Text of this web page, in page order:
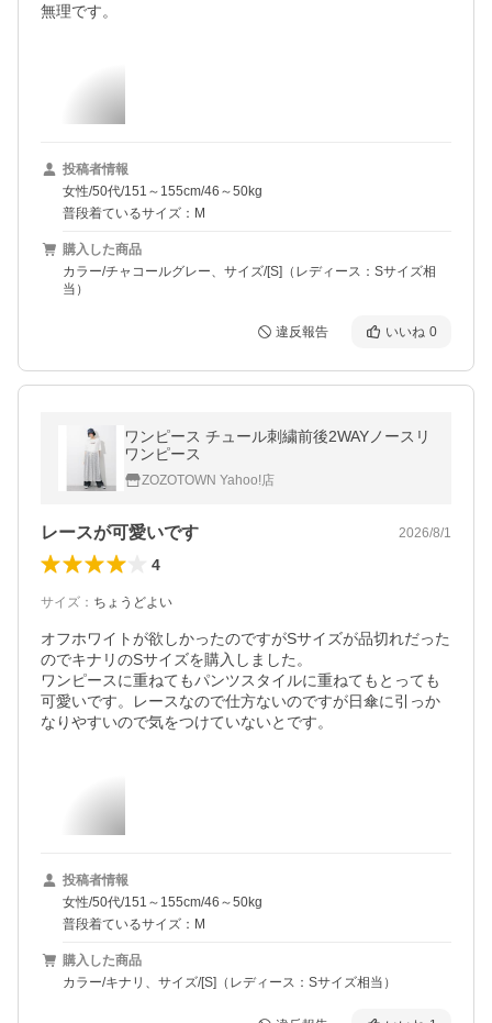
無理です。
投稿者情報
女性/50代/151～155cm/46～50kg
普段着ているサイズ：M
購入した商品
カラー/チャコールグレー、サイズ/[S]（レディース：Sサイズ相
当）
違反報告 いいね 0
ワンピース チュール刺繍前後2WAYノースリ
ワンピース
ZOZOTOWN Yahoo!店
レースが可愛いです 2026/8/1
4
サイズ ： ちょうどよい
オフホワイトが欲しかったのですがSサイズが品切れだった
のでキナリのSサイズを購入しました。
ワンピースに重ねてもパンツスタイルに重ねてもとっても
可愛いです。レースなので仕方ないのですが日傘に引っか
なりやすいので気をつけていないとです。
投稿者情報
女性/50代/151～155cm/46～50kg
普段着ているサイズ：M
購入した商品
カラー/キナリ、サイズ/[S]（レディース：Sサイズ相当）